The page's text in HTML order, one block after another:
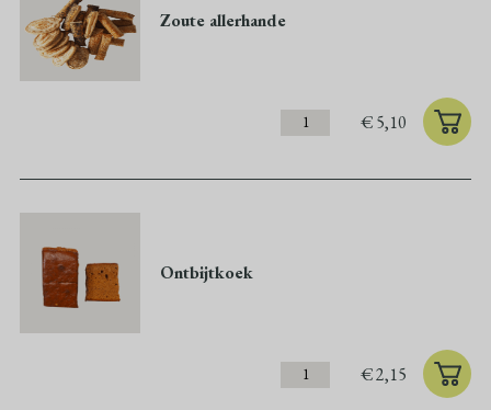
Zoute allerhande
€5,10
Ontbijtkoek
€2,15